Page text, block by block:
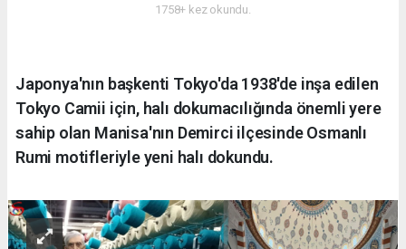
1758+ kez okundu.
Japonya'nın başkenti Tokyo'da 1938'de inşa edilen
Tokyo Camii için, halı dokumacılığında önemli yere
sahip olan Manisa'nın Demirci ilçesinde Osmanlı
Rumi motifleriyle yeni halı dokundu.